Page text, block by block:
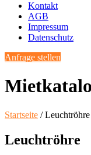
Kontakt
AGB
Impressum
Datenschutz
Anfrage stellen
Startseite / Leuchtröhre
Leuchtröhre